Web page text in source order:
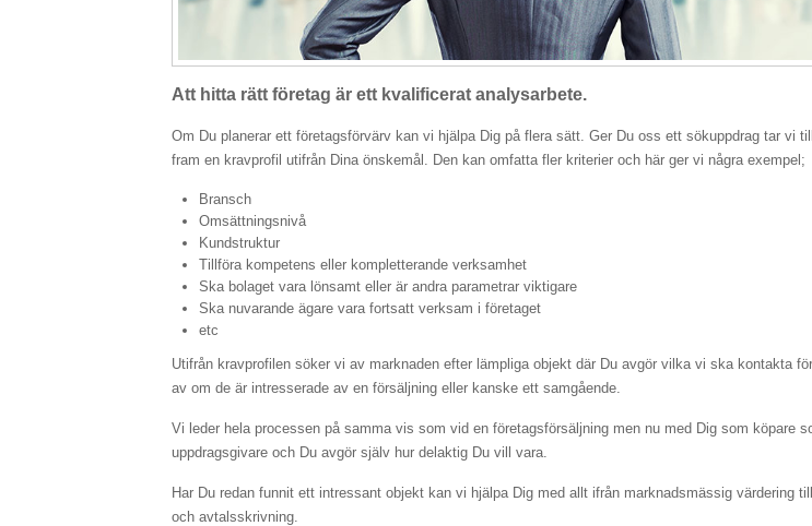
Att hitta rätt företag är ett kvalificerat analysarbete.
Om Du planerar ett företagsförvärv kan vi hjälpa Dig på flera sätt. Ger Du oss ett sökuppdrag tar vi
fram en kravprofil utifrån Dina önskemål. Den kan omfatta fler kriterier och här ger vi några exempel;
Bransch
Omsättningsnivå
Kundstruktur
Tillföra kompetens eller kompletterande verksamhet
Ska bolaget vara lönsamt eller är andra parametrar viktigare
Ska nuvarande ägare vara fortsatt verksam i företaget
etc
Utifrån kravprofilen söker vi av marknaden efter lämpliga objekt där Du avgör vilka vi ska kontakta
av om de är intresserade av en försäljning eller kanske ett samgående.
Vi leder hela processen på samma vis som vid en företagsförsäljning men nu med Dig som köpare
uppdragsgivare och Du avgör själv hur delaktig Du vill vara.
Har Du redan funnit ett intressant objekt kan vi hjälpa Dig med allt ifrån marknadsmässig värdering
och avtalsskrivning.